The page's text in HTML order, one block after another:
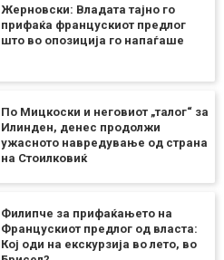
Жерновски: Владата тајно го
прифаќа францускиот предлог
што во опозиција го напаѓаше
По Мицкоски и неговиот „талог“ за
Илинден, денес продолжи
ужасното навредување од страна
на Стоилковиќ
Филипче за прифаќањето на
Францускиот предлог од власта:
Кој оди на екскурзија во лето, во